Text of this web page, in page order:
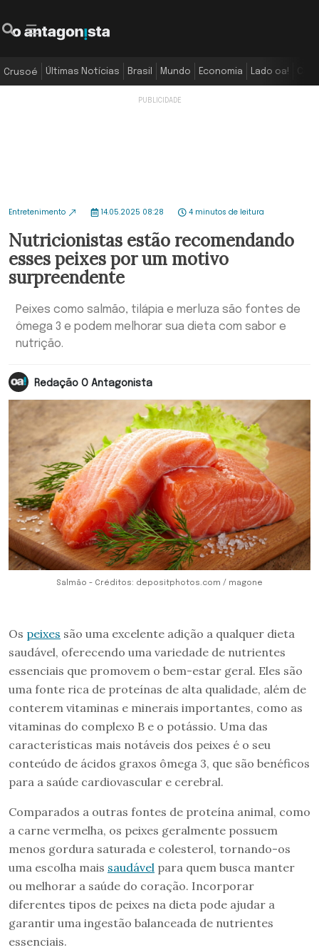
Crusoé Últimas Notícias Brasil Mundo Economia Lado oa!
Entretenimento 14.05.2025 08:28 4 minutos de leitura
Nutricionistas estão recomendando
esses peixes por um motivo
surpreendente
Peixes como salmão, tilápia e merluza são fontes de
ômega 3 e podem melhorar sua dieta com sabor e
nutrição.
Redação O Antagonista
Salmão - Créditos: depositphotos.com / magone
Os peixes são uma excelente adição a qualquer dieta
saudável, oferecendo uma variedade de nutrientes
essenciais que promovem o bem-estar geral. Eles são
uma fonte rica de proteínas de alta qualidade, além de
conterem vitaminas e minerais importantes, como as
vitaminas do complexo B e o potássio. Uma das
características mais notáveis dos peixes é o seu
conteúdo de ácidos graxos ômega 3, que são benéficos
para a saúde cardiovascular e cerebral.
Comparados a outras fontes de proteína animal, como
a carne vermelha, os peixes geralmente possuem
menos gordura saturada e colesterol, tornando-os
uma escolha mais saudável para quem busca manter
ou melhorar a saúde do coração. Incorporar
diferentes tipos de peixes na dieta pode ajudar a
garantir uma ingestão balanceada de nutrientes
essenciais.